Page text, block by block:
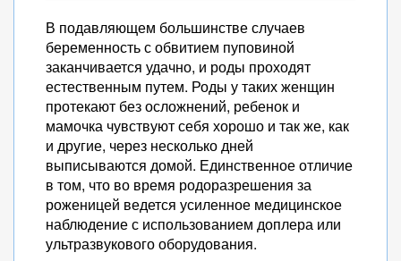
В подавляющем большинстве случаев
беременность с обвитием пуповиной
заканчивается удачно, и роды проходят
естественным путем. Роды у таких женщин
протекают без осложнений, ребенок и
мамочка чувствуют себя хорошо и так же, как
и другие, через несколько дней
выписываются домой. Единственное отличие
в том, что во время родоразрешения за
роженицей ведется усиленное медицинское
наблюдение с использованием доплера или
ультразвукового оборудования.